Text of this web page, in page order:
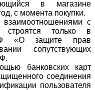
в магазине
с момента покупки.
с
строятся только в
«О защите прав
сопутствующих
банковских карт
соединения
пользователя